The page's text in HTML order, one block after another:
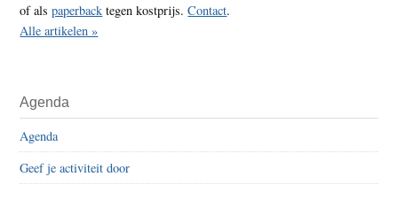
of alspaperback tegen kostprijs.Contact.
Alle artikelen »
Agenda
Agenda
Geef je activiteit door